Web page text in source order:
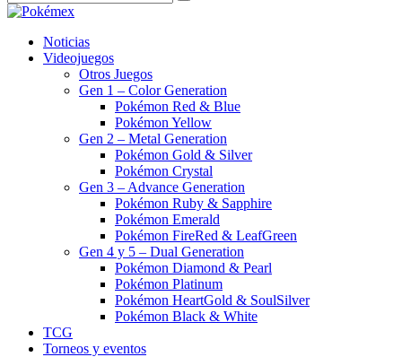
Noticias
Videojuegos
Otros Juegos
Gen 1 – Color Generation
Pokémon Red & Blue
Pokémon Yellow
Gen 2 – Metal Generation
Pokémon Gold & Silver
Pokémon Crystal
Gen 3 – Advance Generation
Pokémon Ruby & Sapphire
Pokémon Emerald
Pokémon FireRed & LeafGreen
Gen 4 y 5 – Dual Generation
Pokémon Diamond & Pearl
Pokémon Platinum
Pokémon HeartGold & SoulSilver
Pokémon Black & White
TCG
Torneos y eventos